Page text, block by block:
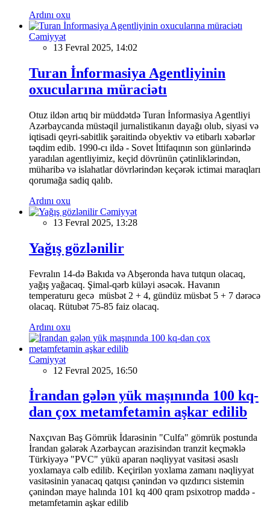
Ardını oxu
Cəmiyyət
13 Fevral 2025, 14:02
Turan İnformasiya Agentliyinin
oxucularına müraciətı
Otuz ildən artıq bir müddətdə Turan İnformasiya Agentliyi
Azərbaycanda müstəqil jurnalistikanın dayağı olub, siyasi və
iqtisadi qeyri-sabitlik şəraitində obyektiv və etibarlı xəbərlər
təqdim edib. 1990-cı ildə - Sovet İttifaqının son günlərində
yaradılan agentliyimiz, keçid dövrünün çətinliklərindən,
müharibə və islahatlar dövrlərindən keçərək ictimai maraqları
qorumağa sadiq qalıb.
Ardını oxu
Cəmiyyət
13 Fevral 2025, 13:28
Yağış gözlənilir
Fevralın 14-də Bakıda və Abşeronda hava tutqun olacaq,
yağış yağacaq. Şimal-qərb küləyi əsəcək. Havanın
temperaturu gecə müsbət 2 + 4, gündüz müsbət 5 + 7 dərəcə
olacaq. Rütubət 75-85 faiz olacaq.
Ardını oxu
Cəmiyyət
12 Fevral 2025, 16:50
İrandan gələn yük maşınında 100 kq-
dan çox metamfetamin aşkar edilib
Naxçıvan Baş Gömrük İdarəsinin "Culfa" gömrük postunda
İrandan gələrək Azərbaycan ərazisindən tranzit keçməklə
Türkiyəyə "PVC" yükü aparan nəqliyyat vasitəsi əsaslı
yoxlamaya cəlb edilib. Keçirilən yoxlama zamanı nəqliyyat
vasitəsinin yanacaq qatqısı çənindən və qızdırıcı sistemin
çənindən maye halında 101 kq 400 qram psixotrop maddə -
metamfetamin aşkar edilib